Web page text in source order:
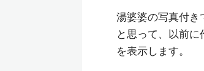
湯婆婆の写真付き
と思って、以前
を表示します。